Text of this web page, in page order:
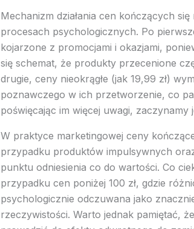
Mechanizm działania cen kończących
procesach psychologicznych. Po
kojarzone z promocjami i okazjami,
się schemat, że produkty przecenione
drugie, ceny nieokrągłe (jak 19,99 zł)
poznawczego w ich przetworzenie, co
poświęcając im więcej uwagi,
W praktyce marketingowej ceny
przypadku produktów impulsywnych
punktu odniesienia co do wartości. Co
przypadku cen poniżej 100 zł, gdzie
psychologicznie odczuwana jako
rzeczywistości. Warto jednak pamiętać,